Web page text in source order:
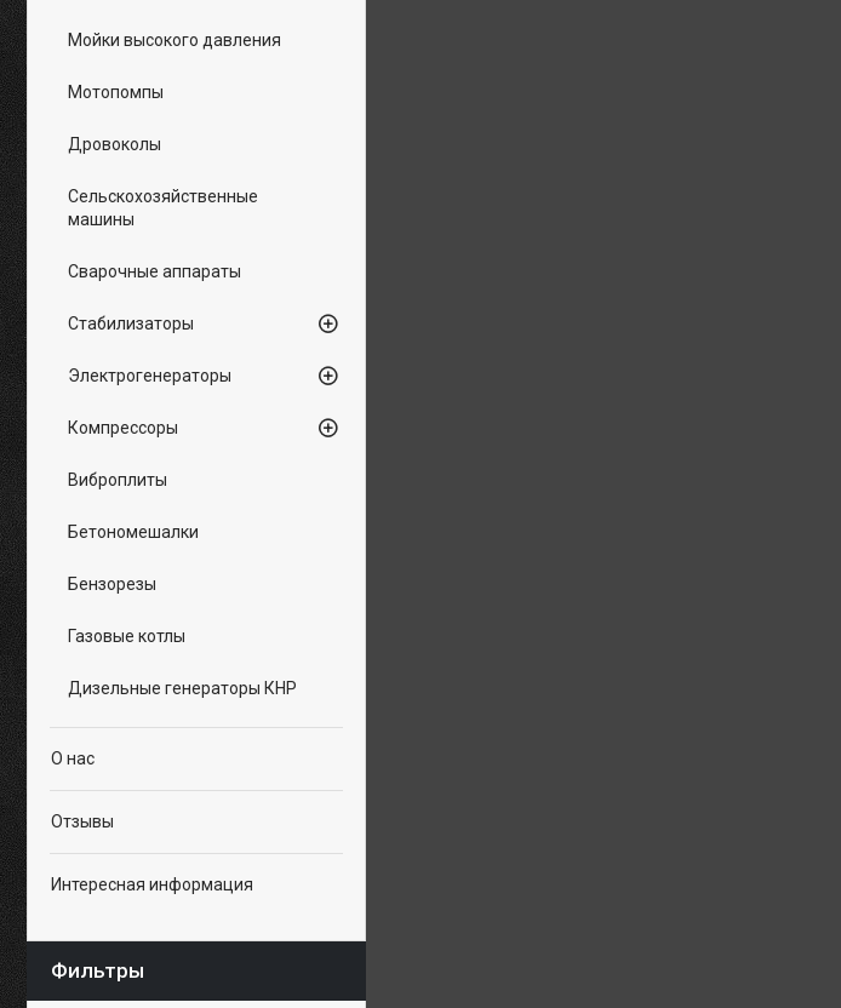
Мойки высокого давления
Мотопомпы
Дровоколы
Сельскохозяйственные
машины
Сварочные аппараты
Стабилизаторы
Электрогенераторы
Компрессоры
Виброплиты
Бетономешалки
Бензорезы
Газовые котлы
Дизельные генераторы КНР
О нас
Отзывы
Интересная информация
Фильтры